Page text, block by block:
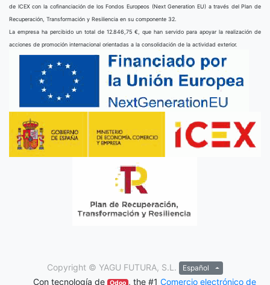
de ICEX con la cofinanciación de los Fondos Europeos (Next Generation EU) a través del Plan de
Recuperación, Transformación y Resiliencia en su componente 32.
La empresa ha percibido un total de 12.846,75 €, que han servido para apoyar la realización de
acciones de promoción internacional orientadas a la consolidación de la actividad exterior.
Copyright © YAGU FUTURA, S.L. Español
Con tecnología de Odoo , the #1 Comercio electrónico de